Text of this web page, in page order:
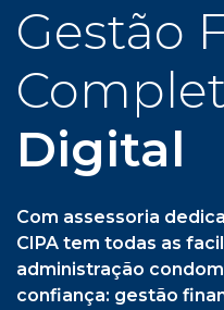
Gestão
Digital
Com assessoria
CIPA tem todas as
administração
confiança: gestão